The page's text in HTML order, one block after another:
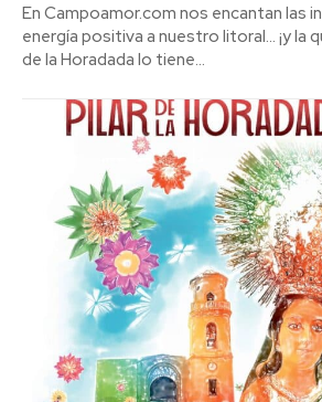
En Campoamor.com nos encantan las
energía positiva a nuestro litoral… ¡y la
de la Horadada lo tiene...